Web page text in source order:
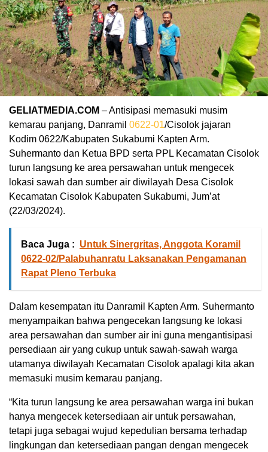
GELIATMEDIA.COM – Antisipasi memasuki musim
kemarau panjang, Danramil 0622-01/Cisolok jajaran
Kodim 0622/Kabupaten Sukabumi Kapten Arm.
Suhermanto dan Ketua BPD serta PPL Kecamatan Cisolok
turun langsung ke area persawahan untuk mengecek
lokasi sawah dan sumber air diwilayah Desa Cisolok
Kecamatan Cisolok Kabupaten Sukabumi, Jum’at
(22/03/2024).
Baca Juga : Untuk Sinergritas, Anggota Koramil
0622-02/Palabuhanratu Laksanakan Pengamanan
Rapat Pleno Terbuka
Dalam kesempatan itu Danramil Kapten Arm. Suhermanto
menyampaikan bahwa pengecekan langsung ke lokasi
area persawahan dan sumber air ini guna mengantisipasi
persediaan air yang cukup untuk sawah-sawah warga
utamanya diwilayah Kecamatan Cisolok apalagi kita akan
memasuki musim kemarau panjang.
“Kita turun langsung ke area persawahan warga ini bukan
hanya mengecek ketersediaan air untuk persawahan,
tetapi juga sebagai wujud kepedulian bersama terhadap
lingkungan dan ketersediaan pangan dengan mengecek